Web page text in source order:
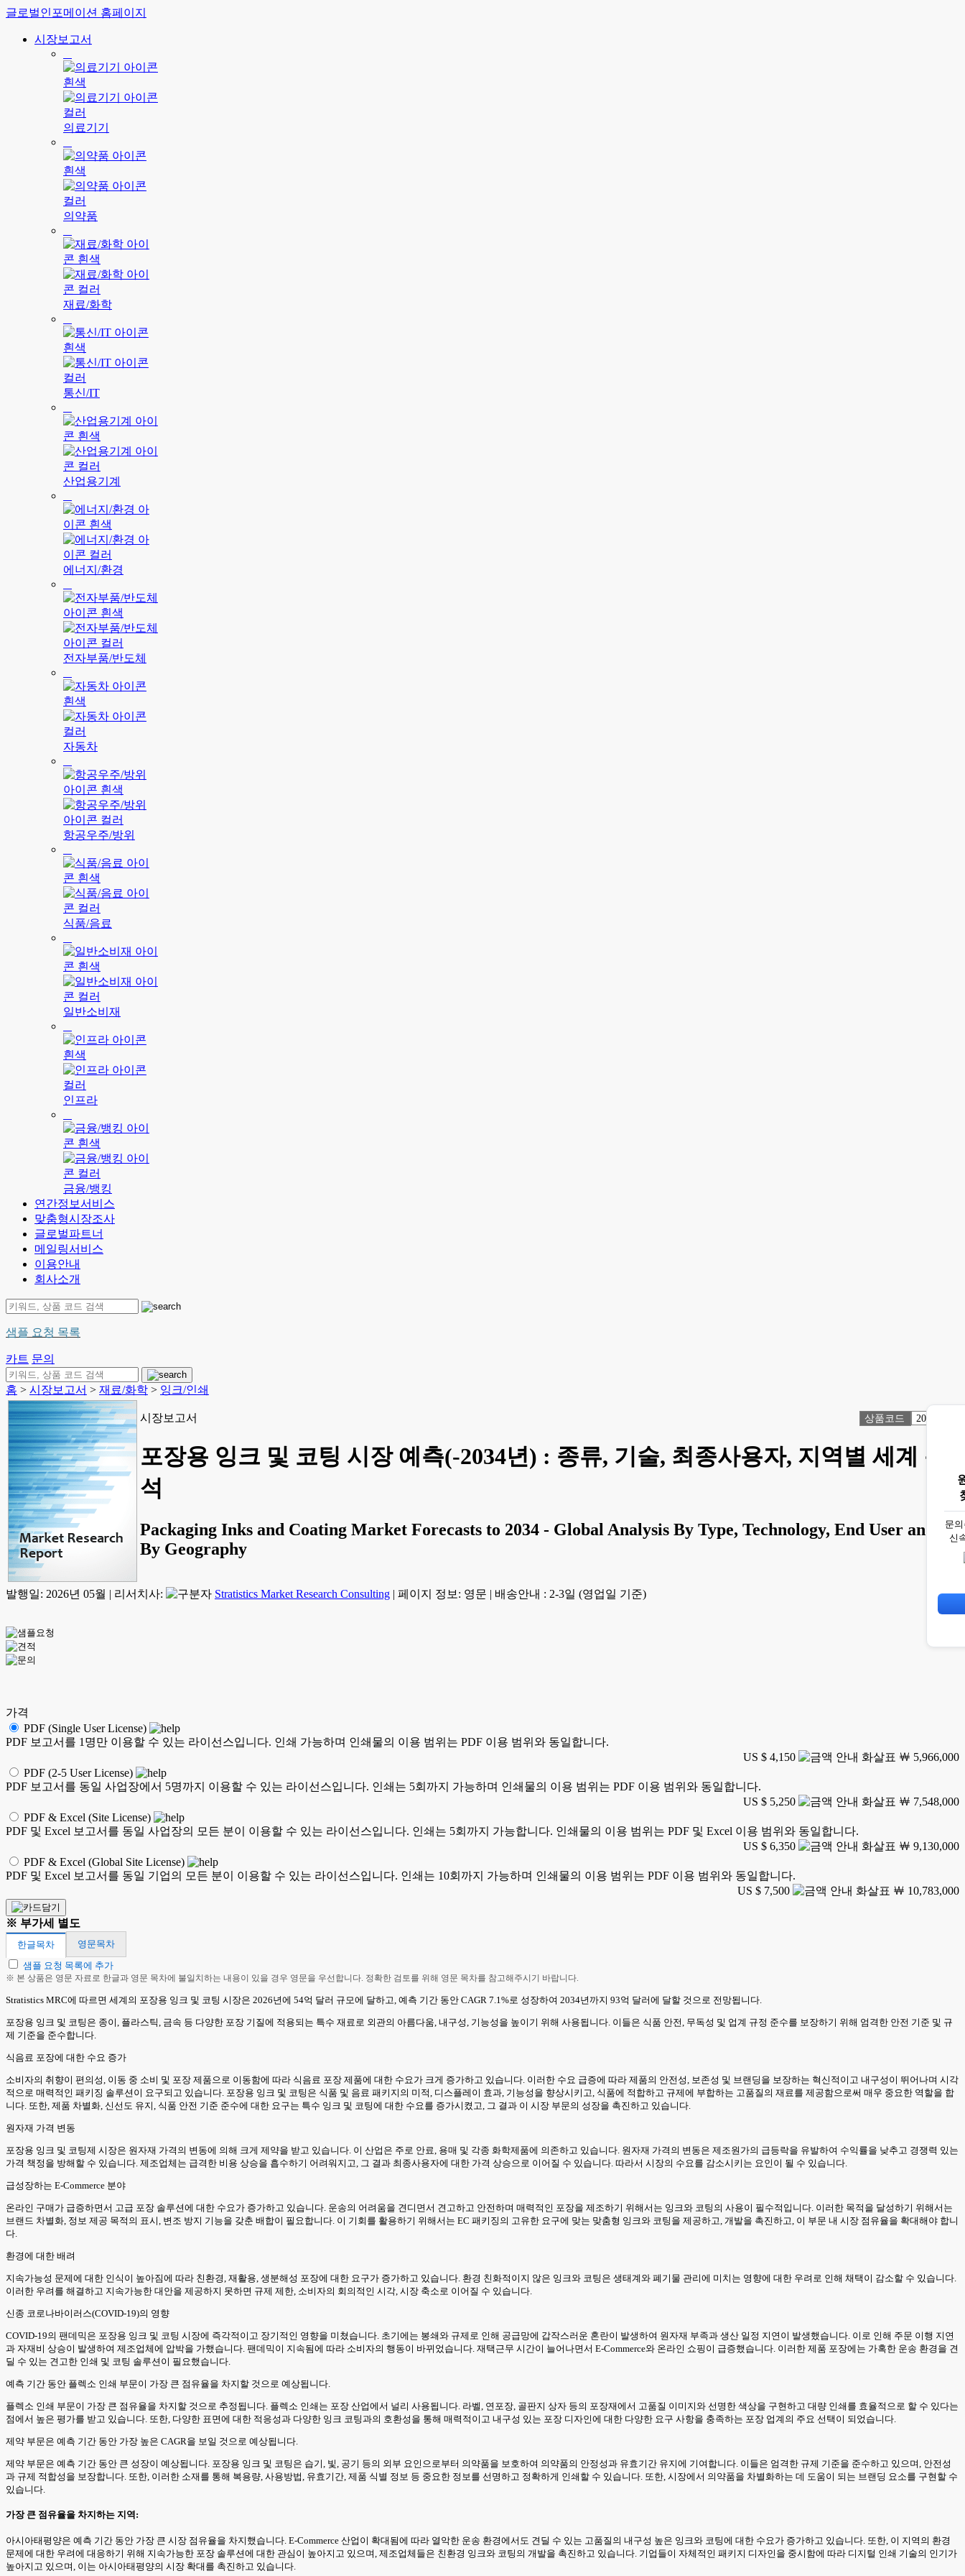
글로벌인포메이션 홈페이지
시장보고서
의료기기
의약품
재료/화학
통신/IT
산업용기계
에너지/환경
전자부품/반도체
자동차
항공우주/방위
식품/음료
일반소비재
인프라
금융/뱅킹
연간정보서비스
맞춤형시장조사
글로벌파트너
메일링서비스
이용안내
회사소개
샘플 요청 목록
카트 문의
홈 > 시장보고서 > 재료/화학 > 잉크/인쇄
시장보고서 상품코드 2041866
포장용 잉크 및 코팅 시장 예측(-2034년) : 종류, 기술, 최종사용자, 지역별 세계 분
석
Packaging Inks and Coating Market Forecasts to 2034 - Global Analysis By Type, Technology, End User and
By Geography
발행일: 2026년 05월 | 리서치사: Stratistics Market Research Consulting | 페이지 정보: 영문 | 배송안내 : 2-3일 (영업일 기준)
가격
PDF (Single User License)
PDF 보고서를 1명만 이용할 수 있는 라이선스입니다. 인쇄 가능하며 인쇄물의 이용 범위는 PDF 이용 범위와 동일합니다.
US $ 4,150
￦ 5,966,000
PDF (2-5 User License)
PDF 보고서를 동일 사업장에서 5명까지 이용할 수 있는 라이선스입니다. 인쇄는 5회까지 가능하며 인쇄물의 이용 범위는 PDF 이용 범위와 동일합니다.
US $ 5,250
￦ 7,548,000
PDF & Excel (Site License)
PDF 및 Excel 보고서를 동일 사업장의 모든 분이 이용할 수 있는 라이선스입니다. 인쇄는 5회까지 가능합니다. 인쇄물의 이용 범위는 PDF 및 Excel 이용 범위와 동일합니다.
US $ 6,350
￦ 9,130,000
PDF & Excel (Global Site License)
PDF 및 Excel 보고서를 동일 기업의 모든 분이 이용할 수 있는 라이선스입니다. 인쇄는 10회까지 가능하며 인쇄물의 이용 범위는 PDF 이용 범위와 동일합니다.
US $ 7,500
￦ 10,783,000
※ 부가세 별도
한글목차
영문목차
샘플 요청 목록에 추가
※ 본 상품은 영문 자료로 한글과 영문 목차에 불일치하는 내용이 있을 경우 영문을 우선합니다. 정확한 검토를 위해 영문 목차를 참고해주시기 바랍니다.
Stratistics MRC에 따르면 세계의 포장용 잉크 및 코팅 시장은 2026년에 54억 달러 규모에 달하고, 예측 기간 동안 CAGR 7.1%로 성장하여 2034년까지 93억 달러에 달할 것으로 전망됩니다.
포장용 잉크 및 코팅은 종이, 플라스틱, 금속 등 다양한 포장 기질에 적용되는 특수 재료로 외관의 아름다움, 내구성, 기능성을 높이기 위해 사용됩니다. 이들은 식품 안전, 무독성 및 업계 규정 준수를 보장하기 위해 엄격한 안전 기준 및 규
제 기준을 준수합니다.
식음료 포장에 대한 수요 증가
소비자의 취향이 편의성, 이동 중 소비 및 포장 제품으로 이동함에 따라 식음료 포장 제품에 대한 수요가 크게 증가하고 있습니다. 이러한 수요 급증에 따라 제품의 안전성, 보존성 및 브랜딩을 보장하는 혁신적이고 내구성이 뛰어나며 시각
적으로 매력적인 패키징 솔루션이 요구되고 있습니다. 포장용 잉크 및 코팅은 식품 및 음료 패키지의 미적, 디스플레이 효과, 기능성을 향상시키고, 식품에 적합하고 규제에 부합하는 고품질의 재료를 제공함으로써 매우 중요한 역할을 합
니다. 또한, 제품 차별화, 신선도 유지, 식품 안전 기준 준수에 대한 요구는 특수 잉크 및 코팅에 대한 수요를 증가시켰고, 그 결과 이 시장 부문의 성장을 촉진하고 있습니다.
원자재 가격 변동
포장용 잉크 및 코팅제 시장은 원자재 가격의 변동에 의해 크게 제약을 받고 있습니다. 이 산업은 주로 안료, 용매 및 각종 화학제품에 의존하고 있습니다. 원자재 가격의 변동은 제조원가의 급등락을 유발하여 수익률을 낮추고 경쟁력 있는
가격 책정을 방해할 수 있습니다. 제조업체는 급격한 비용 상승을 흡수하기 어려워지고, 그 결과 최종사용자에 대한 가격 상승으로 이어질 수 있습니다. 따라서 시장의 수요를 감소시키는 요인이 될 수 있습니다.
급성장하는 E-Commerce 분야
온라인 구매가 급증하면서 고급 포장 솔루션에 대한 수요가 증가하고 있습니다. 운송의 어려움을 견디면서 견고하고 안전하며 매력적인 포장을 제조하기 위해서는 잉크와 코팅의 사용이 필수적입니다. 이러한 목적을 달성하기 위해서는
브랜드 차별화, 정보 제공 목적의 표시, 변조 방지 기능을 갖춘 배합이 필요합니다. 이 기회를 활용하기 위해서는 EC 패키징의 고유한 요구에 맞는 맞춤형 잉크와 코팅을 제공하고, 개발을 촉진하고, 이 부문 내 시장 점유율을 확대해야 합니
다.
환경에 대한 배려
지속가능성 문제에 대한 인식이 높아짐에 따라 친환경, 재활용, 생분해성 포장에 대한 요구가 증가하고 있습니다. 환경 친화적이지 않은 잉크와 코팅은 생태계와 폐기물 관리에 미치는 영향에 대한 우려로 인해 채택이 감소할 수 있습니다.
이러한 우려를 해결하고 지속가능한 대안을 제공하지 못하면 규제 제한, 소비자의 회의적인 시각, 시장 축소로 이어질 수 있습니다.
신종 코로나바이러스(COVID-19)의 영향
COVID-19의 팬데믹은 포장용 잉크 및 코팅 시장에 즉각적이고 장기적인 영향을 미쳤습니다. 초기에는 봉쇄와 규제로 인해 공급망에 갑작스러운 혼란이 발생하여 원자재 부족과 생산 일정 지연이 발생했습니다. 이로 인해 주문 이행 지연
과 자재비 상승이 발생하여 제조업체에 압박을 가했습니다. 팬데믹이 지속됨에 따라 소비자의 행동이 바뀌었습니다. 재택근무 시간이 늘어나면서 E-Commerce와 온라인 쇼핑이 급증했습니다. 이러한 제품 포장에는 가혹한 운송 환경을 견
딜 수 있는 견고한 인쇄 및 코팅 솔루션이 필요했습니다.
예측 기간 동안 플렉소 인쇄 부문이 가장 큰 점유율을 차지할 것으로 예상됩니다.
플렉소 인쇄 부문이 가장 큰 점유율을 차지할 것으로 추정됩니다. 플렉소 인쇄는 포장 산업에서 널리 사용됩니다. 라벨, 연포장, 골판지 상자 등의 포장재에서 고품질 이미지와 선명한 색상을 구현하고 대량 인쇄를 효율적으로 할 수 있다는
점에서 높은 평가를 받고 있습니다. 또한, 다양한 표면에 대한 적응성과 다양한 잉크 코팅과의 호환성을 통해 매력적이고 내구성 있는 포장 디자인에 대한 다양한 요구 사항을 충족하는 포장 업계의 주요 선택이 되었습니다.
제약 부문은 예측 기간 동안 가장 높은 CAGR을 보일 것으로 예상됩니다.
제약 부문은 예측 기간 동안 큰 성장이 예상됩니다. 포장용 잉크 및 코팅은 습기, 빛, 공기 등의 외부 요인으로부터 의약품을 보호하여 의약품의 안정성과 유효기간 유지에 기여합니다. 이들은 엄격한 규제 기준을 준수하고 있으며, 안전성
과 규제 적합성을 보장합니다. 또한, 이러한 소재를 통해 복용량, 사용방법, 유효기간, 제품 식별 정보 등 중요한 정보를 선명하고 정확하게 인쇄할 수 있습니다. 또한, 시장에서 의약품을 차별화하는 데 도움이 되는 브랜딩 요소를 구현할 수
있습니다.
가장 큰 점유율을 차지하는 지역:
아시아태평양은 예측 기간 동안 가장 큰 시장 점유율을 차지했습니다. E-Commerce 산업이 확대됨에 따라 열악한 운송 환경에서도 견딜 수 있는 고품질의 내구성 높은 잉크와 코팅에 대한 수요가 증가하고 있습니다. 또한, 이 지역의 환경
문제에 대한 우려에 대응하기 위해 지속가능한 포장 솔루션에 대한 관심이 높아지고 있으며, 제조업체들은 친환경 잉크와 코팅의 개발을 촉진하고 있습니다. 기업들이 자체적인 패키지 디자인을 중시함에 따라 디지털 인쇄 기술의 인기가
높아지고 있으며, 이는 아시아태평양의 시장 확대를 촉진하고 있습니다.
문
신